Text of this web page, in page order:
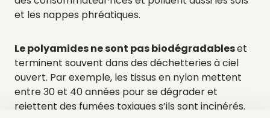
et les nappes phréatiques.
Le polyamides ne sont pas biodégradableset
terminent souvent dans des déchetteries à ciel
ouvert. Par exemple, les tissus en nylon mettent
entre 30 et 40 années pour se dégrader et
rejettent des fumées toxiques s’ils sont incinérés.